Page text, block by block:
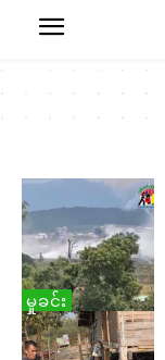
မှုခင်း